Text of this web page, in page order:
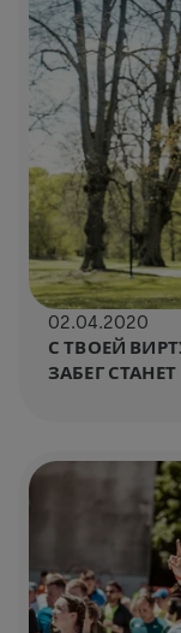
02.04.2020
С ТВОЕЙ
ЗАБЕГ